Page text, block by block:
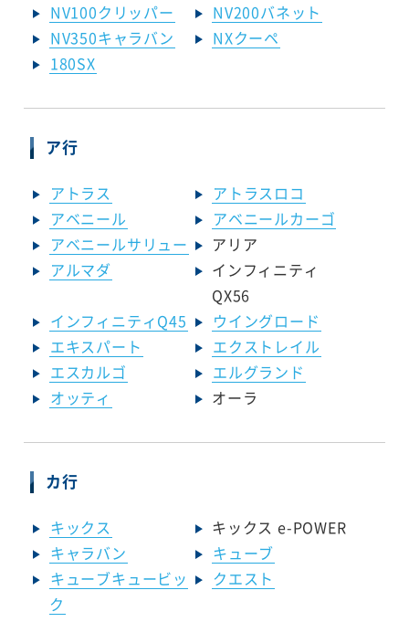
NV100クリッパー
NV200バネット
NV350キャラバン
NXクーペ
180SX
ア行
アトラス
アトラスロコ
アベニール
アベニールカーゴ
アベニールサリュー
アリア
アルマダ
インフィニティ
QX56
インフィニティQ45
ウイングロード
エキスパート
エクストレイル
エスカルゴ
エルグランド
オッティ
オーラ
カ行
キックス
キックス e-POWER
キャラバン
キューブ
キューブキュービッ
ク
クエスト